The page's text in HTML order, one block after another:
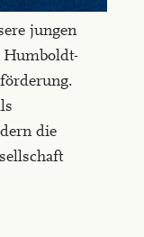
jungen
Humboldt-
die